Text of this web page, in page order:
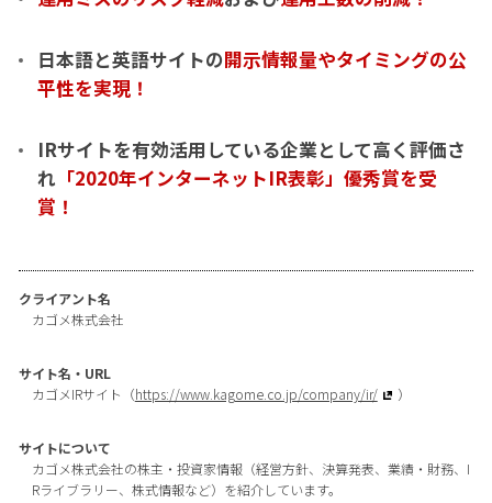
日本語と英語サイトの開示情報量やタイミングの公
平性を実現！
IRサイトを有効活用している企業として高く評価さ
れ 「2020年インターネットIR表彰」優秀賞を受
賞！
クライアント名
カゴメ株式会社
サイト名・URL
カゴメIRサイト（https://www.kagome.co.jp/company/ir/ ）
サイトについて
カゴメ株式会社の株主・投資家情報（経営方針、決算発表、業績・財務、I
Rライブラリー、株式情報など）を紹介しています。